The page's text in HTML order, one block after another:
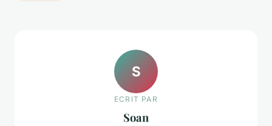
S
ECRIT PAR
Soan